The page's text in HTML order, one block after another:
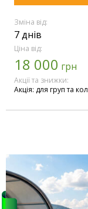
Зміна від:
7 днів
Ціна від:
18 000 грн
Акції та знижки:
Акція: для груп та